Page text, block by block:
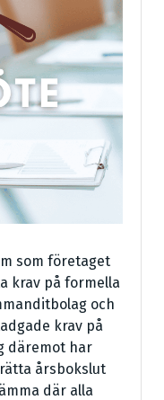
som företaget
krav på formella
och
krav på
däremot har
årsbokslut
där alla